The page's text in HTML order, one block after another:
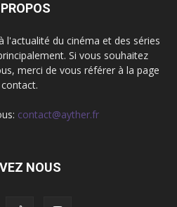
l'actualité du cinéma et des séries
Si vous souhaitez
merci de vous référer à la page
contact.
contact@ayther.fr
NOUS